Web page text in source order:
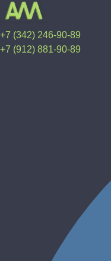
+7 (342) 246-90-89
+7 (912) 881-90-89